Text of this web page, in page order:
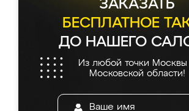
ЗАКАЗАТЬ
БЕСПЛАТНОЕ
ДО НАШЕГО
Из любой точки Москвы
Московской области!